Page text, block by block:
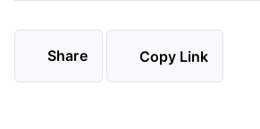
Share Copy Link